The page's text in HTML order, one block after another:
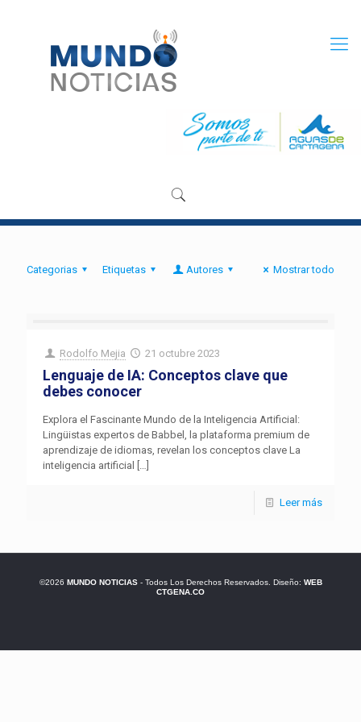
Categorias Etiquetas Autores Mostrar todo
Rodolfo Mejia 21 octubre 2023
Lenguaje de IA: Conceptos clave que
debes conocer
Explora el Fascinante Mundo de la Inteligencia Artificial:
Lingüistas expertos de Babbel, la plataforma premium de
aprendizaje de idiomas, revelan los conceptos clave La
inteligencia artificial
[…]
Leer más
©2026 MUNDO NOTICIAS- Todos Los Derechos Reservados. Diseño: WEB
CTGENA.CO